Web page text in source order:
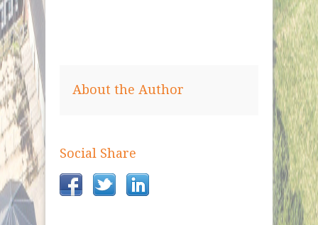
About the Author
Social Share